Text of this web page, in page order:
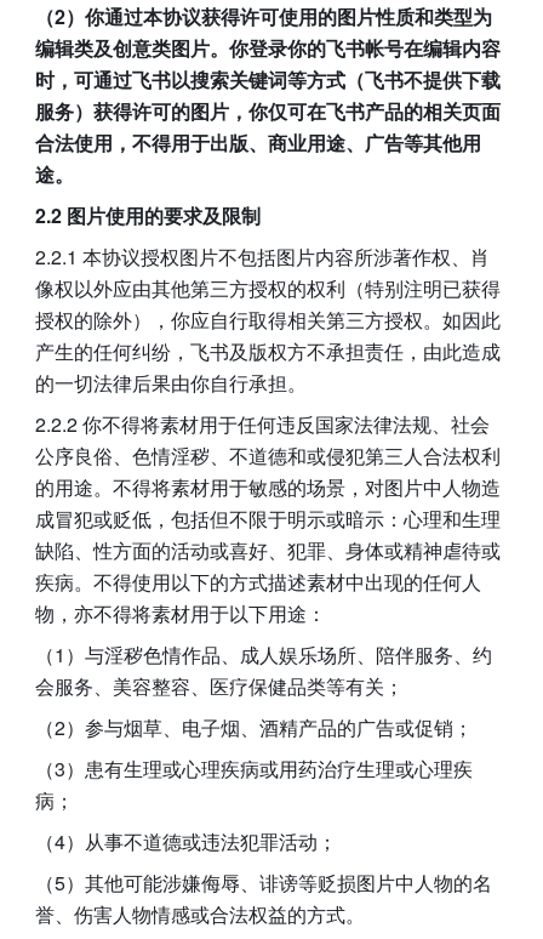
（2）你通过本协议获得许可使用的图片性质和类型为
编辑类及创意类图片。你登录你的飞书帐号在编辑内容
时，可通过飞书以搜索关键词等方式（飞书不提供下载
服务）获得许可的图片，你仅可在飞书产品的相关页面
合法使用，不得用于出版、商业用途、广告等其他用
途。
2.2 图片使用的要求及限制
2.2.1 本协议授权图片不包括图片内容所涉著作权、肖
像权以外应由其他第三方授权的权利（特别注明已获得
授权的除外），你应自行取得相关第三方授权。如因此
产生的任何纠纷，飞书及版权方不承担责任，由此造成
的一切法律后果由你自行承担。
2.2.2 你不得将素材用于任何违反国家法律法规、社会
公序良俗、色情淫秽、不道德和或侵犯第三人合法权利
的用途。不得将素材用于敏感的场景，对图片中人物造
成冒犯或贬低，包括但不限于明示或暗示：心理和生理
缺陷、性方面的活动或喜好、犯罪、身体或精神虐待或
疾病。不得使用以下的方式描述素材中出现的任何人
物，亦不得将素材用于以下用途：
（1）与淫秽色情作品、成人娱乐场所、陪伴服务、约
会服务、美容整容、医疗保健品类等有关；
（2）参与烟草、电子烟、酒精产品的广告或促销；
（3）患有生理或心理疾病或用药治疗生理或心理疾
病；
（4）从事不道德或违法犯罪活动；
（5）其他可能涉嫌侮辱、诽谤等贬损图片中人物的名
誉、伤害人物情感或合法权益的方式。